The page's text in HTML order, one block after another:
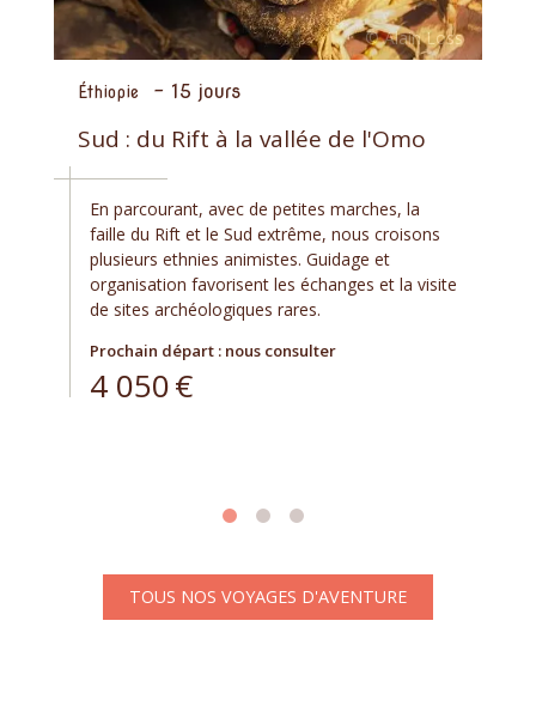
Éthiopie - 15 jours
Sud : du Rift à la vallée de l'Omo
En parcourant, avec de petites marches, la
faille du Rift et le Sud extrême, nous croisons
plusieurs ethnies animistes. Guidage et
organisation favorisent les échanges et la visite
de sites archéologiques rares.
Prochain départ : nous consulter
4 050€
TOUS NOS VOYAGES D'AVENTURE